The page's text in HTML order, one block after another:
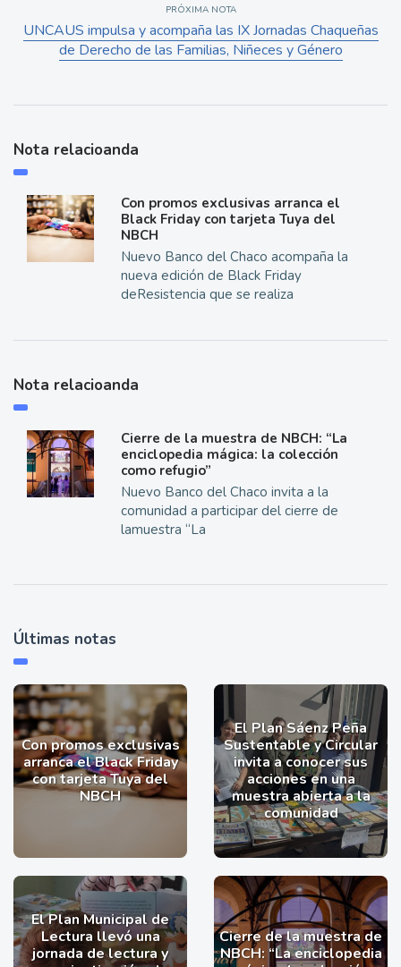
PRÓXIMA NOTA
UNCAUS impulsa y acompaña las IX Jornadas Chaqueñas
de Derecho de las Familias, Niñeces y Género
Nota relacioanda
Con promos exclusivas arranca el
Black Friday con tarjeta Tuya del
NBCH
Nuevo Banco del Chaco acompaña la
nueva edición de Black Friday
deResistencia que se realiza
Nota relacioanda
Cierre de la muestra de NBCH: “La
enciclopedia mágica: la colección
como refugio”
Nuevo Banco del Chaco invita a la
comunidad a participar del cierre de
lamuestra “La
Últimas notas
Con promos exclusivas
arranca el Black Friday
con tarjeta Tuya del
NBCH
El Plan Sáenz Peña
Sustentable y Circular
invita a conocer sus
acciones en una
muestra abierta a la
comunidad
El Plan Municipal de
Lectura llevó una
jornada de lectura y
Cierre de la muestra de
NBCH: “La enciclopedia